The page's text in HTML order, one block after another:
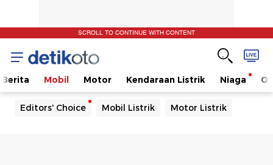
SCROLL TO CONTINUE WITH CONTENT
Berita Mobil Motor Kendaraan Listrik Niaga
Editors' Choice Mobil Listrik Motor Listrik